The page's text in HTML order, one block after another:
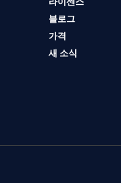
블로그
가격
새 소식